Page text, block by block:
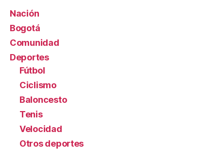
Nación
Bogotá
Comunidad
Deportes
Fútbol
Ciclismo
Baloncesto
Tenis
Velocidad
Otros deportes